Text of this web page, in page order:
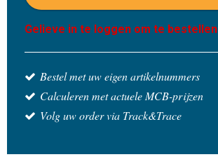
Gelieve in te loggen om te bestellen
Bestel met uw eigen artikelnummers
Calculeren met actuele MCB-prijzen
Volg uw order via Track&Trace